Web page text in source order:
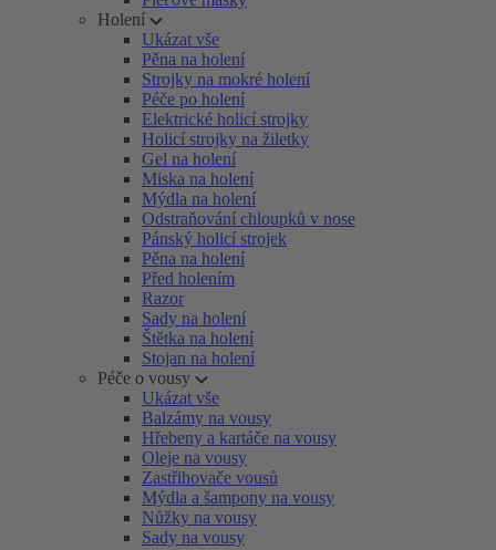
Holení
Ukázat vše
Pěna na holení
Strojky na mokré holení
Péče po holení
Elektrické holicí strojky
Holicí strojky na žiletky
Gel na holení
Miska na holení
Mýdla na holení
Odstraňování chloupků v nose
Pánský holicí strojek
Pěna na holení
Před holením
Razor
Sady na holení
Štětka na holení
Stojan na holení
Péče o vousy
Ukázat vše
Balzámy na vousy
Hřebeny a kartáče na vousy
Oleje na vousy
Zastřihovače vousů
Mýdla a šampony na vousy
Nůžky na vousy
Sady na vousy